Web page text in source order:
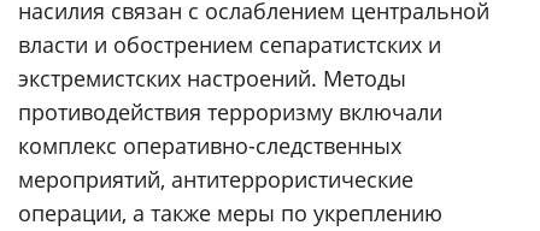
насилия связан с ослаблением центральной
власти и обострением сепаратистских и
экстремистских настроений. Методы
противодействия терроризму включали
комплекс оперативно-следственных
мероприятий, антитеррористические
операции, а также меры по укреплению